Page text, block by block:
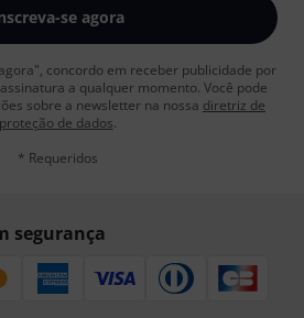
se agora
concordo em receber publicidade por
a qualquer momento. Você pode
sobre a newsletter na nossa diretriz de
proteção de dados.
* Requeridos
segurança